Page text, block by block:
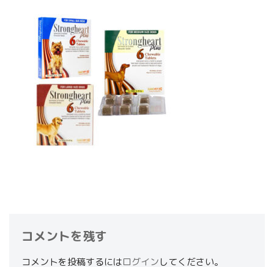
コメントを残す
コメントを投稿するにはログインしてください。